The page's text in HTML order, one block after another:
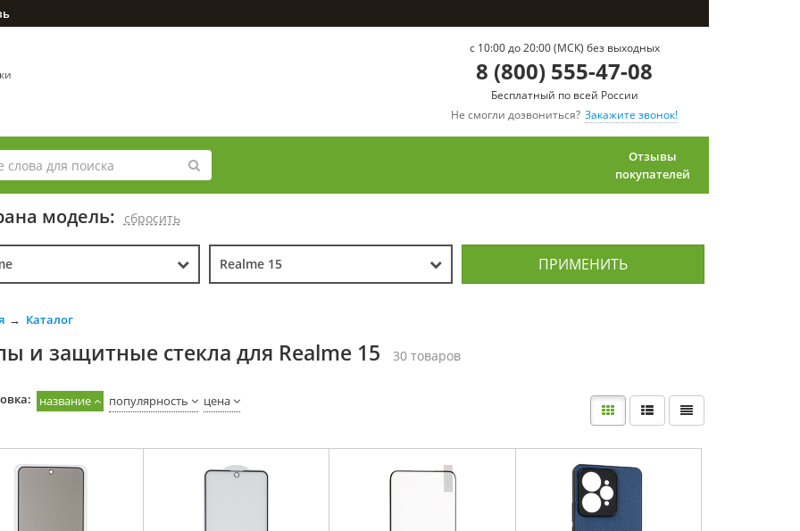
c 10:00 до 20:00 (МСК) без выходных
8 (800) 555-47-08
Бесплатный по всей России
Не смогли дозвониться? Закажите звонок!
Отзывы
покупателей
модель: cбросить
Realme 15 ПРИМЕНИТЬ
Каталог
и защитные стекла для Realme 15 30 товаров
название популярность цена